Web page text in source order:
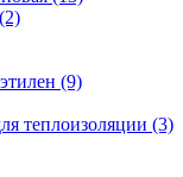
(9)
теплоизоляции (3)